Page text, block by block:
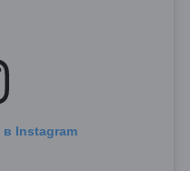
в Instagram